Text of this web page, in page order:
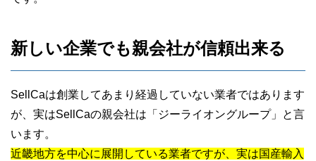
新しい企業でも親会社が信頼出来る
SellCaは創業してあまり経過していない業者ではあります
が、実はSellCaの親会社は「ジーライオングループ」と言
います。
近畿地方を中心に展開している業者ですが、実は国産輸入